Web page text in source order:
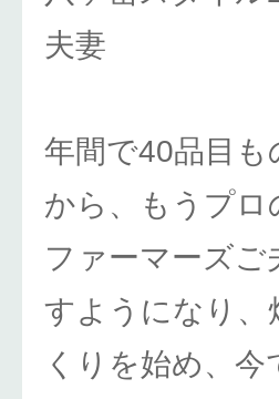
夫妻
年間で40品目
から、もうプ
ファーマーズご
すようになり、
くりを始め、